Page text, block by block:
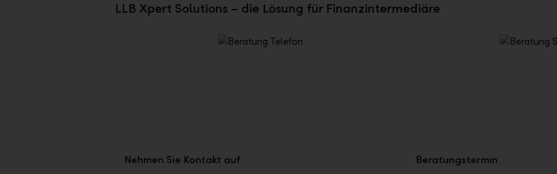
LLB Xpert Solutions – die Lösung für Finanzintermediäre
Nehmen Sie Kontakt auf
Beratungstermin